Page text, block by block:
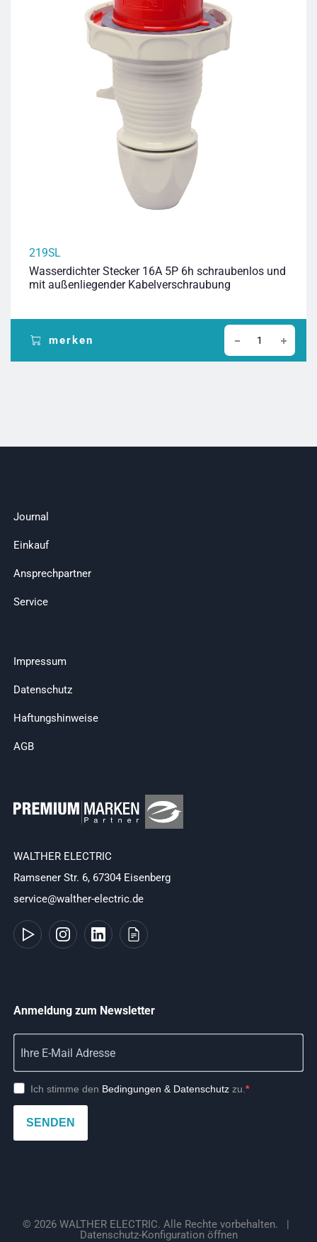
219SL
Wasserdichter Stecker 16A 5P 6h schraubenlos und
mit außenliegender Kabelverschraubung
merken
Journal
Einkauf
Ansprechpartner
Service
Impressum
Datenschutz
Haftungshinweise
AGB
WALTHER ELECTRIC
Ramsener Str. 6, 67304 Eisenberg
service@walther-electric.de
Anmeldung zum Newsletter
Ich stimme den Bedingungen & Datenschutz zu.
SENDEN
© 2026 WALTHER ELECTRIC. Alle Rechte vorbehalten.
|
Datenschutz-Konfiguration öffnen